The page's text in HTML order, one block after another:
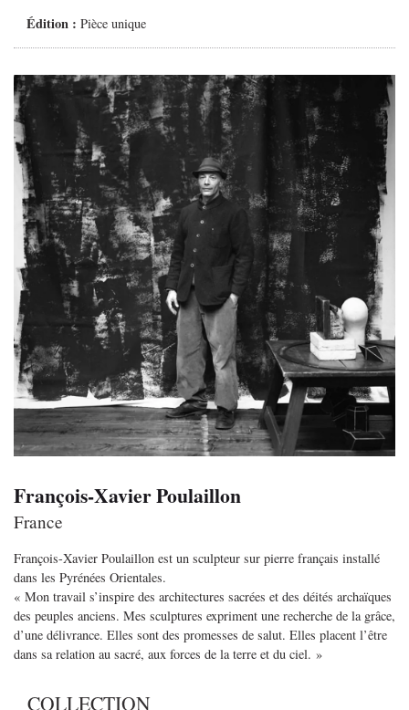
Édition :Pièce unique
François-Xavier Poulaillon
France
François-Xavier Poulaillon est un sculpteur sur pierre français installé
dans les Pyrénées Orientales.
« Mon travail s’inspire des architectures sacrées et des déités archaïques
des peuples anciens. Mes sculptures expriment une recherche de la grâce,
d’une délivrance. Elles sont des promesses de salut. Elles placent l’être
dans sa relation au sacré, aux forces de la terre et du ciel. »
COLLECTION